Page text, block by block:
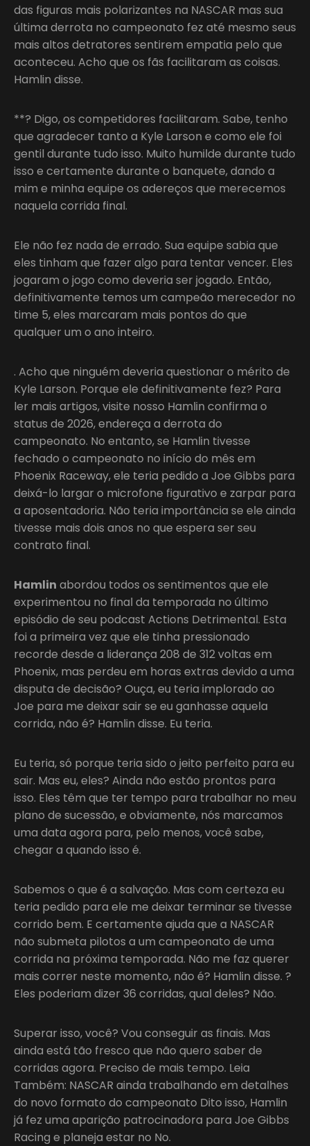
das figuras mais polarizantes na NASCAR mas sua
última derrota no campeonato fez até mesmo seus
mais altos detratores sentirem empatia pelo que
aconteceu. Acho que os fãs facilitaram as coisas.
Hamlin disse.
**? Digo, os competidores facilitaram. Sabe, tenho
que agradecer tanto a Kyle Larson e como ele foi
gentil durante tudo isso. Muito humilde durante tudo
isso e certamente durante o banquete, dando a
mim e minha equipe os adereços que merecemos
naquela corrida final.
Ele não fez nada de errado. Sua equipe sabia que
eles tinham que fazer algo para tentar vencer. Eles
jogaram o jogo como deveria ser jogado. Então,
definitivamente temos um campeão merecedor no
time 5, eles marcaram mais pontos do que
qualquer um o ano inteiro.
. Acho que ninguém deveria questionar o mérito de
Kyle Larson. Porque ele definitivamente fez? Para
ler mais artigos, visite nosso Hamlin confirma o
status de 2026, endereça a derrota do
campeonato. No entanto, se Hamlin tivesse
fechado o campeonato no início do mês em
Phoenix Raceway, ele teria pedido a Joe Gibbs para
deixá-lo largar o microfone figurativo e zarpar para
a aposentadoria. Não teria importância se ele ainda
tivesse mais dois anos no que espera ser seu
contrato final.
Hamlin abordou todos os sentimentos que ele
experimentou no final da temporada no último
episódio de seu podcast Actions Detrimental. Esta
foi a primeira vez que ele tinha pressionado
recorde desde a liderança 208 de 312 voltas em
Phoenix, mas perdeu em horas extras devido a uma
disputa de decisão? Ouça, eu teria implorado ao
Joe para me deixar sair se eu ganhasse aquela
corrida, não é? Hamlin disse. Eu teria.
Eu teria, só porque teria sido o jeito perfeito para eu
sair. Mas eu, eles? Ainda não estão prontos para
isso. Eles têm que ter tempo para trabalhar no meu
plano de sucessão, e obviamente, nós marcamos
uma data agora para, pelo menos, você sabe,
chegar a quando isso é.
Sabemos o que é a salvação. Mas com certeza eu
teria pedido para ele me deixar terminar se tivesse
corrido bem. E certamente ajuda que a NASCAR
não submeta pilotos a um campeonato de uma
corrida na próxima temporada. Não me faz querer
mais correr neste momento, não é? Hamlin disse. ?
Eles poderiam dizer 36 corridas, qual deles? Não.
Superar isso, você? Vou conseguir as finais. Mas
ainda está tão fresco que não quero saber de
corridas agora. Preciso de mais tempo. Leia
Também: NASCAR ainda trabalhando em detalhes
do novo formato do campeonato Dito isso, Hamlin
já fez uma aparição patrocinadora para Joe Gibbs
Racing e planeja estar no No.